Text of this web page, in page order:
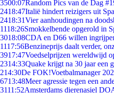
3500:07Random Pics van de Dag
2418:47Italië hindert reizigers uit
2418:31Vier aanhoudingen na
1118:26Smokkelbende opgerold in
3018:08CDA en D66 willen
1117:56Benzineprijs daalt verder,
3917:47Voedselprijzen wereldwijd
2314:33Quake krijgt na 30 jaar een
214:30De FOK!Voetbalmanager
6713:48Meer agressie tegen een
3111:52Amsterdams dierenasiel